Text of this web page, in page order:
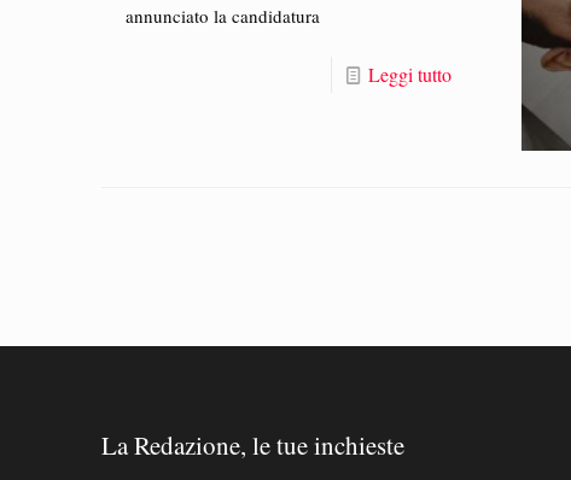
annunciato la candidatura
Leggi tutto
La Redazione, le tue inchieste